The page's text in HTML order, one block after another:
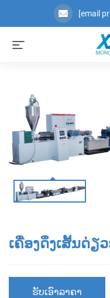
[email
ເຄື່ອງດຶງເສັ້ນດ່ຽ
ຮັບເອົາລາຄາ